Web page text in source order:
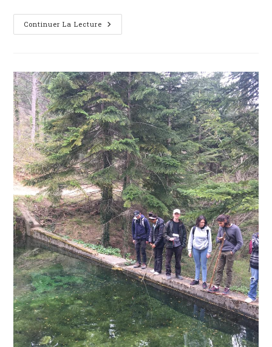
Continuer La Lecture